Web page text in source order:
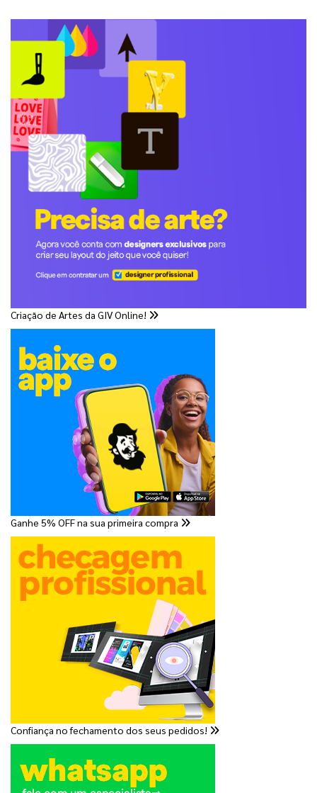
Criação de Artes da GIV Online!
Ganhe 5% OFF na sua primeira compra
Confiança no fechamento dos seus pedidos!